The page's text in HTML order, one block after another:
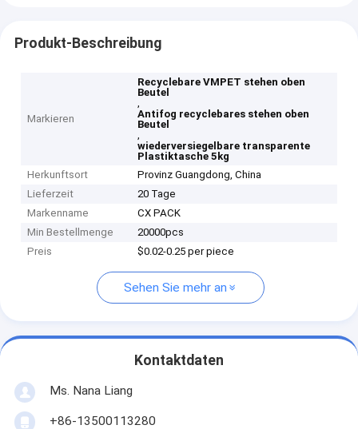
Produkt-Beschreibung
Markieren
Recyclebare VMPET stehen oben
Beutel
,
Antifog recyclebares stehen oben
Beutel
,
wiederversiegelbare transparente
Plastiktasche 5kg
Herkunftsort
Provinz Guangdong, China
Lieferzeit
20 Tage
Markenname
CX PACK
Min Bestellmenge
20000pcs
Preis
$0.02-0.25 per piece
Sehen Sie mehr an
Kontaktdaten
Ms. Nana Liang
+86-13500113280